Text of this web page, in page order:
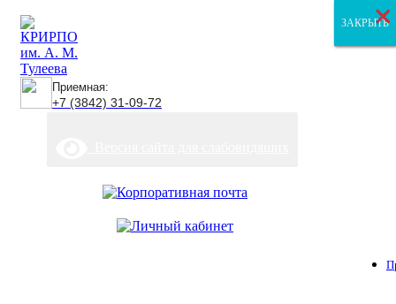
Приемная:
+7 (3842) 31-09-72
ЗАКРЫТЬ
ЗАКРЫТЬ
ЗАКРЫТЬ
×
×
×